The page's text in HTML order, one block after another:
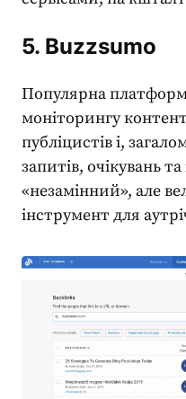
5. Buzzsumo
Популярна
моніторингу
публіцистів і,
запитів, очікувань
«незамінний», але
інструмент для